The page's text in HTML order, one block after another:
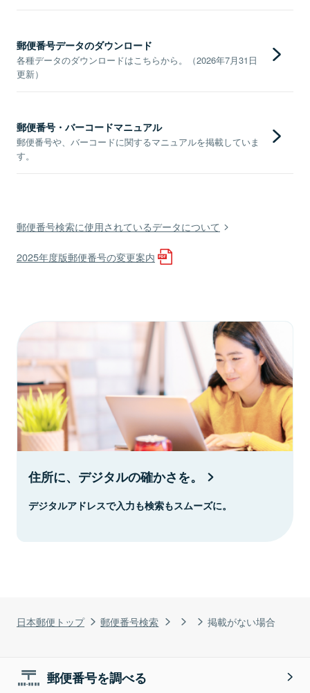
日本郵便トップ 郵便番号検索 掲載がない場合
郵便番号データのダウンロード
各種データのダウンロードはこちらから。（2026年7月31日
更新）
郵便番号・バーコードマニュアル
郵便番号や、バーコードに関するマニュアルを掲載していま
す。
郵便番号検索に使用されているデータについて
2025年度版郵便番号の変更案内
住所に、デジタルの確かさを。
デジタルアドレスで入力も検索もスムーズに。
郵便番号を調べる